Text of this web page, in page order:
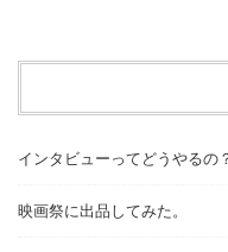
インタビューってどうやるの
映画祭に出品してみた。